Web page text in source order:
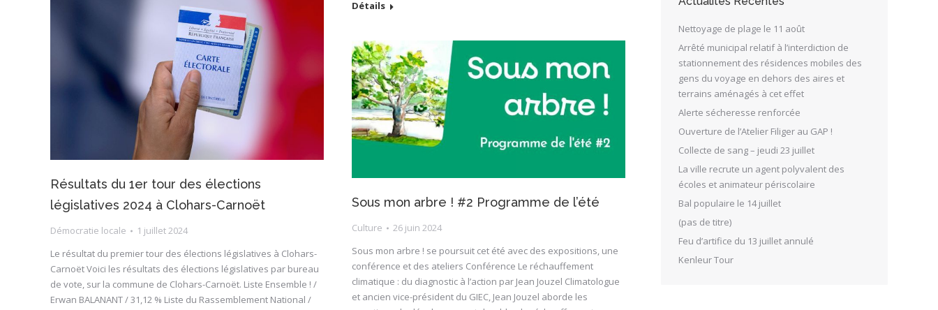
Détails
Résultats du 1er tour des élections
législatives 2024 à Clohars-Carnoët
Démocratie locale
1 juillet 2024
Le résultat du premier tour des élections législatives à Clohars-
Carnoët Voici les résultats des élections législatives par bureau
de vote, sur la commune de Clohars-Carnoët. Liste Ensemble ! /
Erwan BALANANT / 31,12 % Liste du Rassemblement National /
Sous mon arbre ! #2 Programme de l’été
Culture
26 juin 2024
Sous mon arbre ! se poursuit cet été avec des expositions, une
conférence et des ateliers Conférence Le réchauffement
climatique : du diagnostic à l’action par Jean Jouzel Climatologue
et ancien vice-président du GIEC, Jean Jouzel aborde les
Nettoyage de plage le 11 août
Arrêté municipal relatif à l’interdiction de
stationnement des résidences mobiles des
gens du voyage en dehors des aires et
terrains aménagés à cet effet
Alerte sécheresse renforcée
Ouverture de l’Atelier Filiger au GAP !
Collecte de sang – jeudi 23 juillet
La ville recrute un agent polyvalent des
écoles et animateur périscolaire
Bal populaire le 14 juillet
(pas de titre)
Feu d’artifice du 13 juillet annulé
Kenleur Tour